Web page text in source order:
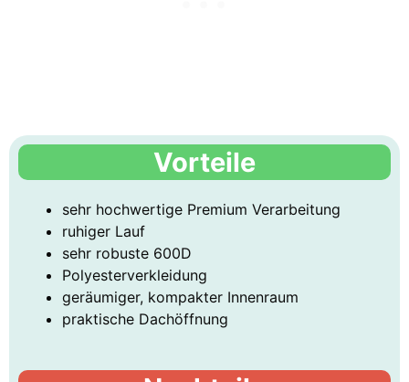
Vorteile
sehr hochwertige Premium Verarbeitung
ruhiger Lauf
sehr robuste 600D
Polyesterverkleidung
geräumiger, kompakter Innenraum
praktische Dachöffnung